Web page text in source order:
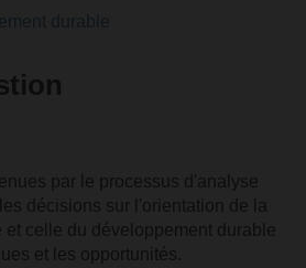
par le processus d'analyse
décisions sur l'orientation de la
et celle du développement durable
et les opportunités.